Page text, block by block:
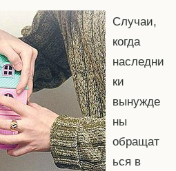
Случаи,
когда
наследни
ки
вынужде
ны
обращат
ься в